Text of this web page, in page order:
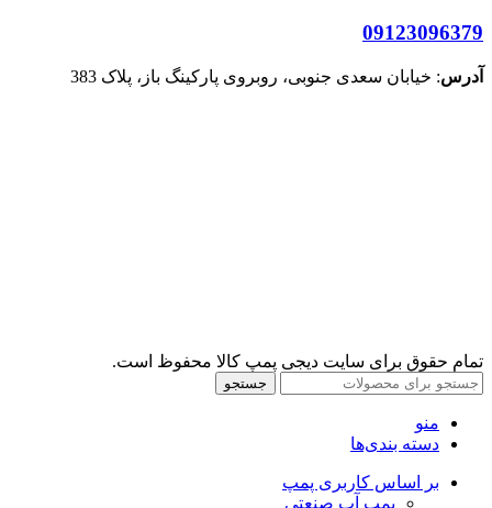
09123096379
آدرس: خیابان سعدی جنوبی، روبروی پارکینگ باز، پلاک 383
تمام حقوق برای سایت دیجی پمپ کالا محفوظ است.
جستجو
منو
دسته بندی‌ها
بر اساس کاربری پمپ
پمپ آب صنعتی